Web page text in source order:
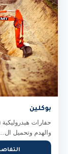
بوكلين
حفارات
والهدم وتحميل ال...